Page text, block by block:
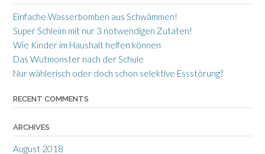
Einfache Wasserbomben aus Schwämmen!
Super Schleim mit nur 3 notwendigen Zutaten!
Wie Kinder im Haushalt helfen können
Das Wutmonster nach der Schule
Nur wählerisch oder doch schon selektive Essstörung?
RECENT COMMENTS
ARCHIVES
August 2018